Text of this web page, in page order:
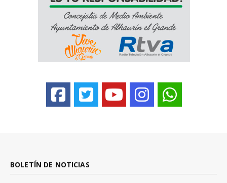
BOLETÍN DE NOTICIAS